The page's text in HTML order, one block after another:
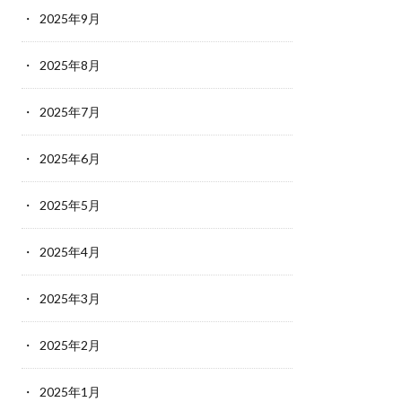
2025年9月
2025年8月
2025年7月
2025年6月
2025年5月
2025年4月
2025年3月
2025年2月
2025年1月